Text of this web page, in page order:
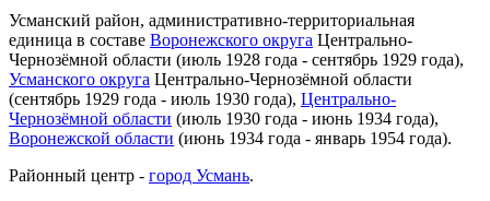
Усманский район, административно-территориальная
единица в составе Воронежского округа Центрально-
Чернозёмной области (июль 1928 года - сентябрь 1929 года),
Усманского округа Центрально-Чернозёмной области
(сентябрь 1929 года - июль 1930 года), Центрально-
Чернозёмной области (июль 1930 года - июнь 1934 года),
Воронежской области (июнь 1934 года - январь 1954 года).
Районный центр - город Усмань.